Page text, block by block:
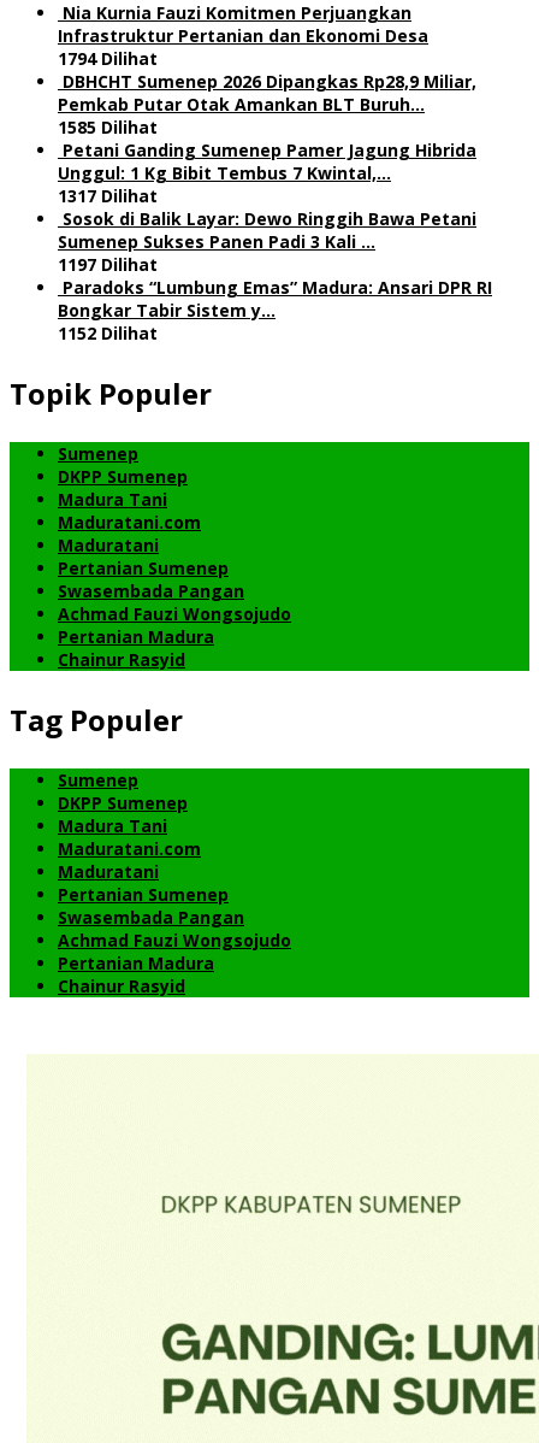
Nia Kurnia Fauzi Komitmen Perjuangkan
Infrastruktur Pertanian dan Ekonomi Desa
1794 Dilihat
DBHCHT Sumenep 2026 Dipangkas Rp28,9 Miliar,
Pemkab Putar Otak Amankan BLT Buruh…
1585 Dilihat
Petani Ganding Sumenep Pamer Jagung Hibrida
Unggul: 1 Kg Bibit Tembus 7 Kwintal,…
1317 Dilihat
Sosok di Balik Layar: Dewo Ringgih Bawa Petani
Sumenep Sukses Panen Padi 3 Kali …
1197 Dilihat
Paradoks “Lumbung Emas” Madura: Ansari DPR RI
Bongkar Tabir Sistem y…
1152 Dilihat
Topik Populer
Sumenep
DKPP Sumenep
Madura Tani
Maduratani.com
Maduratani
Pertanian Sumenep
Swasembada Pangan
Achmad Fauzi Wongsojudo
Pertanian Madura
Chainur Rasyid
Tag Populer
Sumenep
DKPP Sumenep
Madura Tani
Maduratani.com
Maduratani
Pertanian Sumenep
Swasembada Pangan
Achmad Fauzi Wongsojudo
Pertanian Madura
Chainur Rasyid